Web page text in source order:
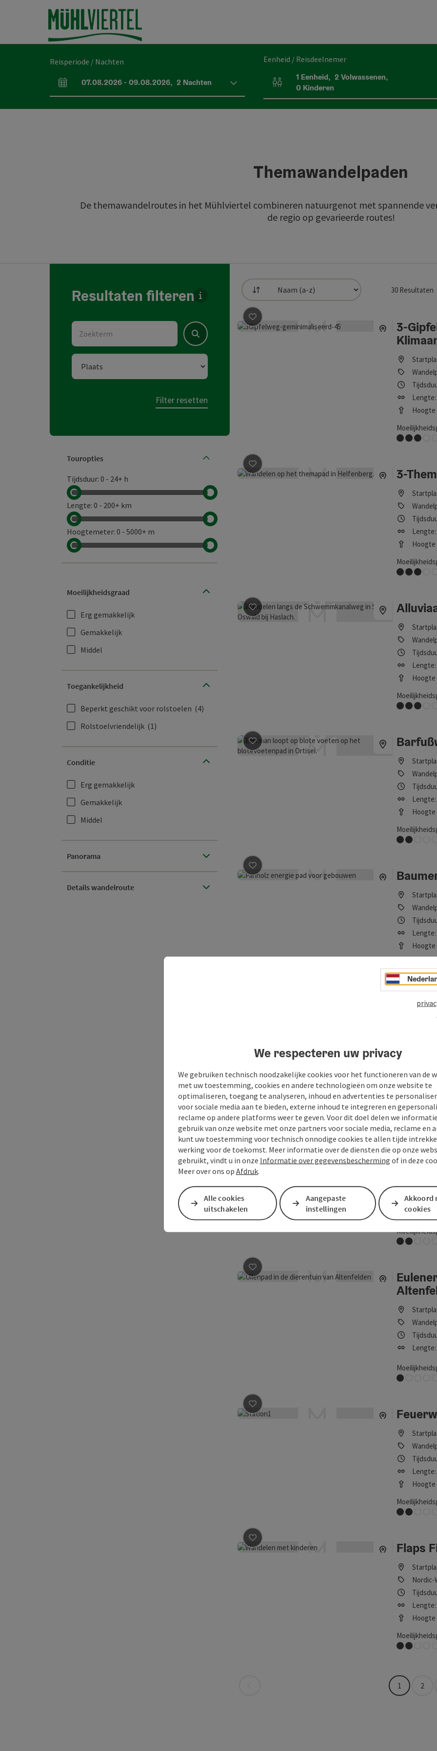
Accesskey
[0]
Navigatie Accesskey
[1]
PaginabeginAccesskey
[2]
Reisperiode / Nachten
Velden voor aankomst en vertrek
07.08.2026- 09.08.2026, 2 Nachten
Eenheid / Reisdeelnemer
Aantal eenheden en persoonsvelden
1 Eenheid, 2Volwassenen,
0 Kinderen
Themawandelpaden
De themawandelroutes in het Mühlviertel combineren natuurgenot met spannende
de regio op gevarieerde routes!
Resultaten filteren
Voor de lijst zijn filters beschikbaar waarmee de selectie kan
Zoekterm
Zoeken
Plaats
Filter resetten
Touropties
De schuifregelaar kan met de pijltasten worden gewijzigd. De
Tijdsduur: 0 - 24+ h
Lengte: 0 - 200+ km
Hoogtemeter: 0 - 5000+ m
Moeilijkheidsgraad
Erg gemakkelijk
Gemakkelijk
Middel
Toegankelijkheid
Beperkt geschikt voor rolstoelen (4)
Rolstoelvriendelijk (1)
Conditie
Erg gemakkelijk
Gemakkelijk
Middel
Panorama
Details wandelroute
Filtering 30Resultaten
Bijdrage aankruisen: 3-Gipfelweg mit
3-
Lengte:
Hoogte
Middel
Bijdrage aankruisen: 3-Themenweg 3-
Lengte:
Hoogte
Middel
Bijdrage aankruisen : Alluviaal kanaalpad
Lengte:
Hoogte
Middel
Bijdrage aankruisen
Lengte:
Hoogte
Gemakkelijk
Bijdrage aankruisen: Baumenergieweg Panholz
Lengte:
Hoogte
Erg
Hoogte
Middel
Bijdrage aankruisen: Erlebnisweg Moorwald
Lengte:
Hoogte
Gemakkelijk
Bijdrage aankruisen: Eulenerlebnispfad im Tierpark
Lengte:
Erg
Bijdrage aankruisen : Feuerwehr-Erlebnisweg
Lengte:
Hoogte
Gemakkelijk
Bijdrage aankruisen Flaps
Nordic-
Lengte:
Hoogte
Gemakkelijk
1 2
We respecteren uw privacy
We gebruiken technisch noodzakelijke cookies voor het functioneren van de
met uw toestemming, cookies en andere technologieën om onze website te
optimaliseren, toegang te analyseren, inhoud en advertenties te
voor sociale media aan te bieden, externe inhoud te integreren en
reclame op andere platforms weer te geven. Voor dit doel delen we
gebruik van onze website met onze partners voor sociale media, reclame en
kunt uw toestemming voor technisch onnodige cookies te allen tijde
werking voor de toekomst. Meer informatie over de diensten die op onze
gebruikt, vindt u in onze Informatie over gegevensbescherming of in deze
Meer over ons op Afdruk.
Alle cookies
uitschakelen
Aangepaste
instellingen
Akkoord
cookies